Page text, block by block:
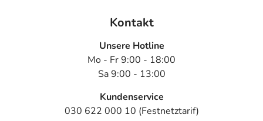
Kontakt
Unsere Hotline
Mo - Fr 9:00 - 18:00
Sa 9:00 - 13:00
Kundenservice
030 622 000 10 (Festnetztarif)